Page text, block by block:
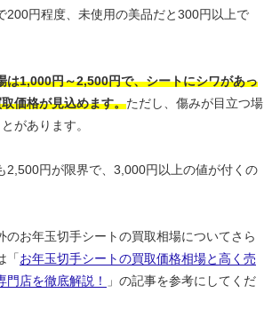
200円程度、未使用の美品だと300円以上で
は1,000円～2,500円で、シートにシワがあっ
価格が見込めます。ただし、傷みが目立つ場
があります。
2,500円が限界で、3,000円以上の値が付くの
のお年玉切手シートの買取相場についてさら
「 お年玉切手シートの買取価格相場と高く売
門店を徹底解説！
」の記事を参考にしてくだ